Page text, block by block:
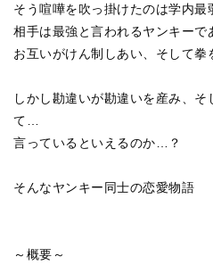
そう喧嘩を吹っ掛けたのは学内最
相手は最強と言われるヤンキーで
お互いがけん制しあい、そして拳
しかし勘違いが勘違いを産み、そ
て…
言っているといえるのか…？
そんなヤンキー同士の恋愛物語
～概要～